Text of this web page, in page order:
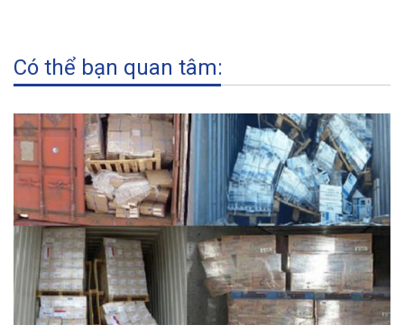
Có thể bạn quan tâm: